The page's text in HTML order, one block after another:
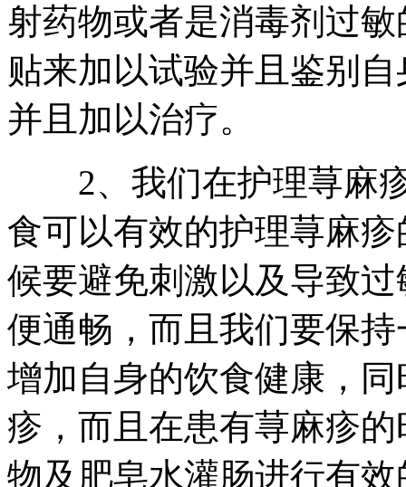
射药物或者是消毒剂过
贴来加以试验并且鉴别
并且加以治疗。
2、我们在护理荨麻疹
食可以有效的护理荨麻
候要避免刺激以及导致
便通畅，而且我们要保
增加自身的饮食健康，
疹，而且在患有荨麻疹
物及肥皂水灌肠进行有